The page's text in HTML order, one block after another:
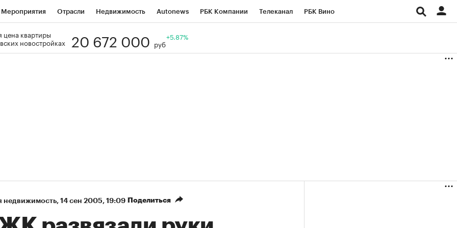
Мероприятия Отрасли Недвижимость Autonews РБК Компании Телеканал РБК Вино
Визионеры
цена квартиры
новостройках
20 672 000 руб
+5.87%
недвижимость⁠, 14 сен 2005, 19:09 Поделиться